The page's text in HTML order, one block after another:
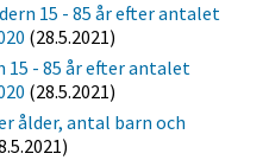
15 - 85 år efter antalet
(28.5.2021)
15 - 85 år efter antalet
(28.5.2021)
ålder, antal barn och